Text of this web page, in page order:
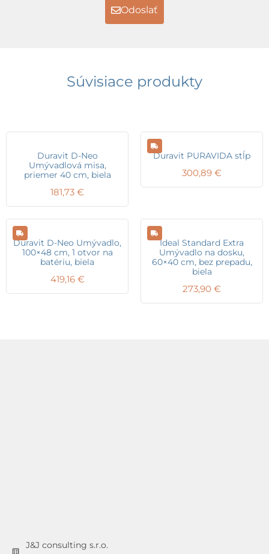
Odoslať
Súvisiace produkty
Duravit D-Neo
Umývadlová misa,
priemer 40 cm, biela
181,73 €
Duravit PURAVIDA stĺp
300,89 €
Duravit D-Neo Umývadlo,
100×48 cm, 1 otvor na
batériu, biela
419,16 €
Ideal Standard Extra
Umývadlo na dosku,
60×40 cm, bez prepadu,
biela
273,90 €
J&J consulting s.r.o.